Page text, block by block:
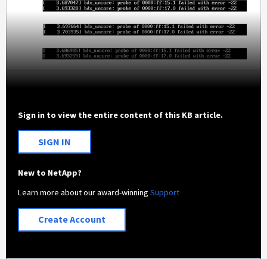
Sign in to view the entire content of this KB article.
SIGN IN
New to NetApp?
Learn more about our award-winningSupport
Create Account